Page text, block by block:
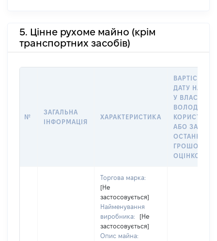
5. Цінне рухоме майно (крім
транспортних засобів)
№
ЗАГАЛЬНА
ІНФОРМАЦІЯ
ХАРАКТЕРИСТИКА
ВАРТІСТЬ НА
ДАТУ
У
ВОЛОДІННЯ
АБО ЗА
ГРОШОВОЮ
ОЦІНКОЮ
Торгова марка:
[Не
застосовується]
Найменування
виробника:
[Не
застосовується]
Опис майна: